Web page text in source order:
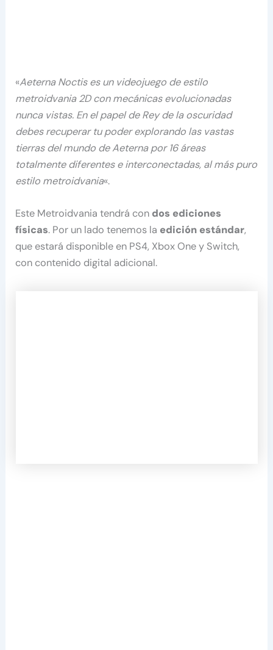
«Aeterna Noctis es un videojuego de estilo
metroidvania 2D con mecánicas evolucionadas
nunca vistas. En el papel de Rey de la oscuridad
debes recuperar tu poder explorando las vastas
tierras del mundo de Aeterna por 16 áreas
totalmente diferentes e interconectadas, al más puro
estilo metroidvania«.
Este Metroidvania tendrá con dos ediciones
físicas. Por un lado tenemos la edición estándar,
que estará disponible en PS4, Xbox One y Switch,
con contenido digital adicional.